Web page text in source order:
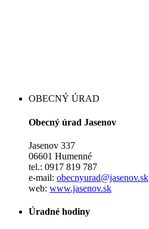
OBECNÝ ÚRAD
Obecný úrad Jasenov
Jasenov 337
06601 Humenné
tel.: 0917 819 787
e-mail: obecnyurad@jasenov.sk
web: www.jasenov.sk
Úradné hodiny